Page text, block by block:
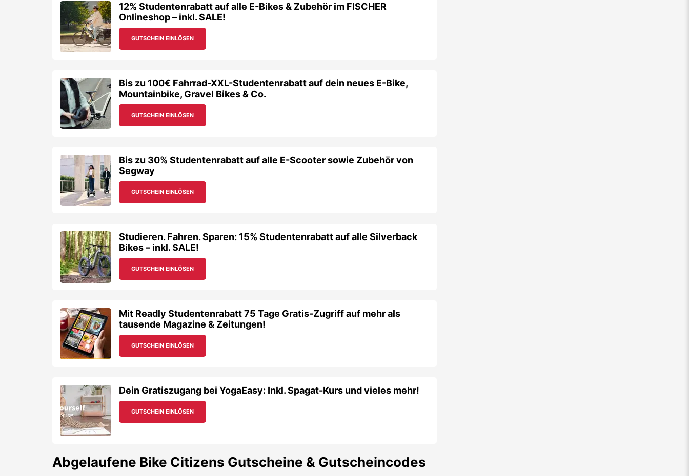
12% Studentenrabatt auf alle E-Bikes & Zubehör im FISCHER
Onlineshop – inkl. SALE!
GUTSCHEIN EINLÖSEN
Bis zu 100€ Fahrrad-XXL-Studentenrabatt auf dein neues E-Bike,
Mountainbike, Gravel Bikes & Co.
GUTSCHEIN EINLÖSEN
Bis zu 30% Studentenrabatt auf alle E-Scooter sowie Zubehör von
Segway
GUTSCHEIN EINLÖSEN
Studieren. Fahren. Sparen: 15% Studentenrabatt auf alle Silverback
Bikes – inkl. SALE!
GUTSCHEIN EINLÖSEN
Mit Readly Studentenrabatt 75 Tage Gratis-Zugriff auf mehr als
tausende Magazine & Zeitungen!
GUTSCHEIN EINLÖSEN
Dein Gratiszugang bei YogaEasy: Inkl. Spagat-Kurs und vieles mehr!
GUTSCHEIN EINLÖSEN
Abgelaufene Bike Citizens Gutscheine & Gutscheincodes